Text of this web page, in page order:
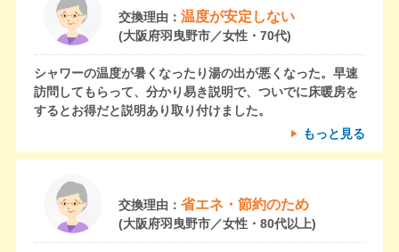
交換理由： 温度が安定しない
(大阪府羽曳野市／女性・70代)
シャワーの温度が暑くなったり湯の出が悪くなった。早速
訪問してもらって、分かり易き説明で、ついでに床暖房を
するとお得だと説明あり取り付けました。
もっと見る
交換理由： 省エネ・節約のため
(大阪府羽曳野市／女性・80代以上)